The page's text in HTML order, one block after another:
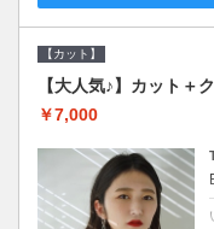
【カット】
【大人気♪】カット＋
￥7,000